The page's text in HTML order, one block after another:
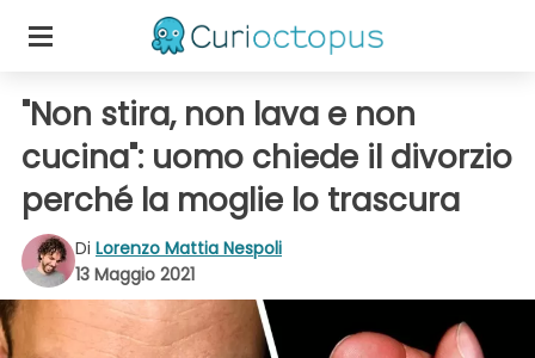
"Non stira, non lava e non
cucina": uomo chiede il divorzio
perché la moglie lo trascura
Di Lorenzo Mattia Nespoli
13 Maggio 2021